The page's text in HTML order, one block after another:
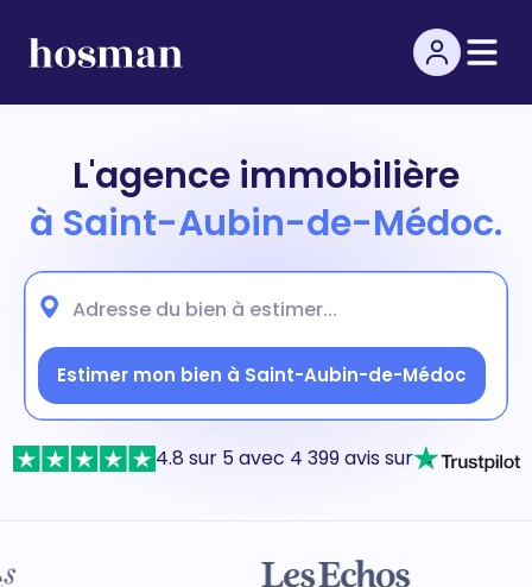
L'agence immobilière
à Saint-Aubin-de-Médoc.
Estimer mon bien à Saint-Aubin-de-Médoc
4.8 sur 5 avec 4 399 avis sur